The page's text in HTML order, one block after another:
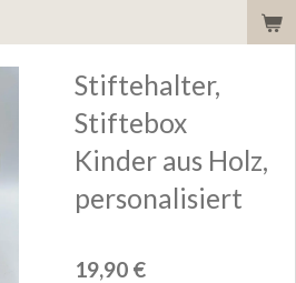
Stiftehalter,
Stiftebox
Kinder aus Holz,
personalisiert
19,90 €